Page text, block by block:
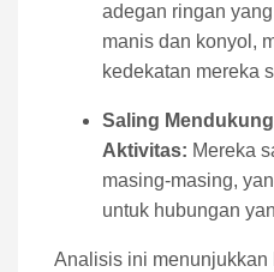
adegan ringan
manis dan konyol,
kedekatan mereka
Saling
Aktivitas: Mereka
masing-masing,
untuk hubungan
Analisis ini menunjukkan